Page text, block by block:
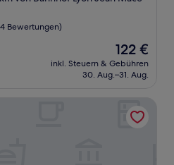
Bewertungen)
Der
Preis
beträgt
122 €
inkl. Steuern & Gebühren
30. Aug.–31. Aug.